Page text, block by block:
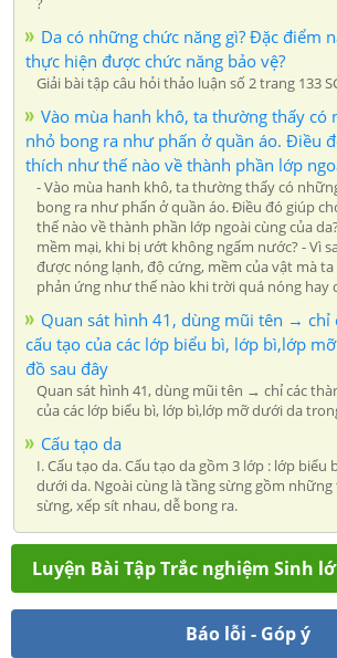
Da có những chức năng gì? Đặc điểm
thực hiện được chức năng bảo vệ?
Giải bài tập câu hỏi thảo luận số 2 trang 133
Vào mùa hanh khô, ta thường thấy có
nhỏ bong ra như phấn ở quần áo. Điều
thích như thế nào về thành phần lớp
- Vào mùa hanh khô, ta thường thấy có
bong ra như phấn ở quần áo. Điều đó giúp
thế nào về thành phần lớp ngoài cùng của
mềm mại, khi bị ướt không ngấm nước? - Vì
được nóng lạnh, độ cứng, mềm của vật mà ta
phản ứng như thế nào khi trời quá nóng hay
Quan sát hình 41, dùng mũi tên → chỉ
cấu tạo của các lớp biểu bì, lớp bì,lớp
đồ sau đây
Quan sát hình 41, dùng mũi tên → chỉ các
của các lớp biểu bì, lớp bì,lớp mỡ dưới da
Cấu tạo da
I. Cấu tạo da. Cấu tạo da gồm 3 lớp : lớp biểu
dưới da. Ngoài cùng là tầng sừng gồm
sừng, xếp sít nhau, dễ bong ra.
Luyện Bài Tập Trắc nghiệm Sinh
Báo lỗi - Góp ý